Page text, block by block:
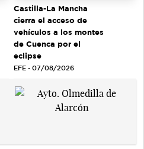
Castilla-La Mancha
cierra el acceso de
vehículos a los montes
de Cuenca por el
eclipse
EFE - 07/08/2026